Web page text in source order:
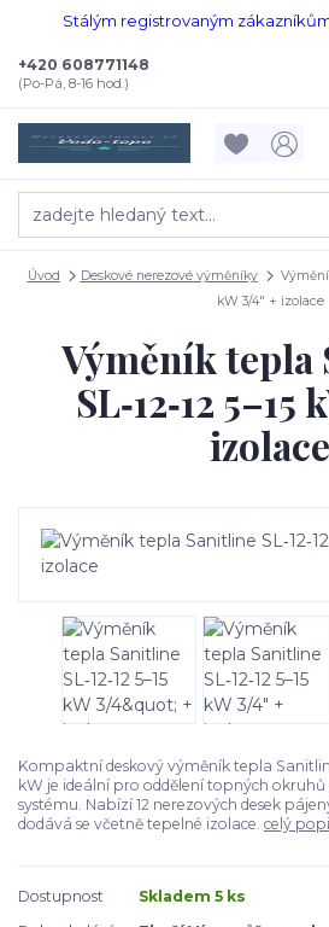
Stálým registrovaným
+420 608771148
(Po-Pá, 8-16 hod.)
Úvod Deskové nerezové výměníky
kW 3/4" + izolace
Výměník tepla
SL‑12‑12 5–15
izolace
Kompaktní deskový výměník tepla Sanitline
kW je ideální pro oddělení topných
systému. Nabízí 12 nerezových desek
dodává se včetně tepelné izolace. celý
Dostupnost
Skladem 5 ks